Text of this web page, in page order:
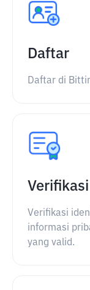
Daftar
Daftar di
Verifikasi
informasi
yang valid.